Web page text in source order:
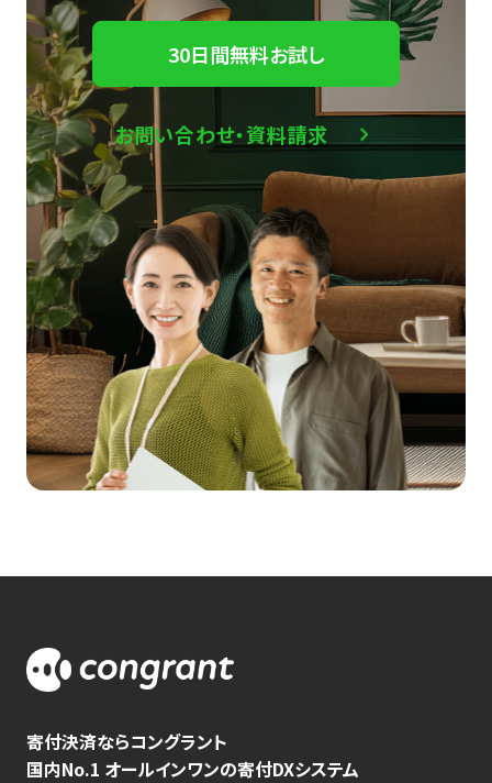
30日間無料お試し
お問い合わせ・資料請求
寄付決済ならコングラント
国内No.1 オールインワンの寄付DXシステム